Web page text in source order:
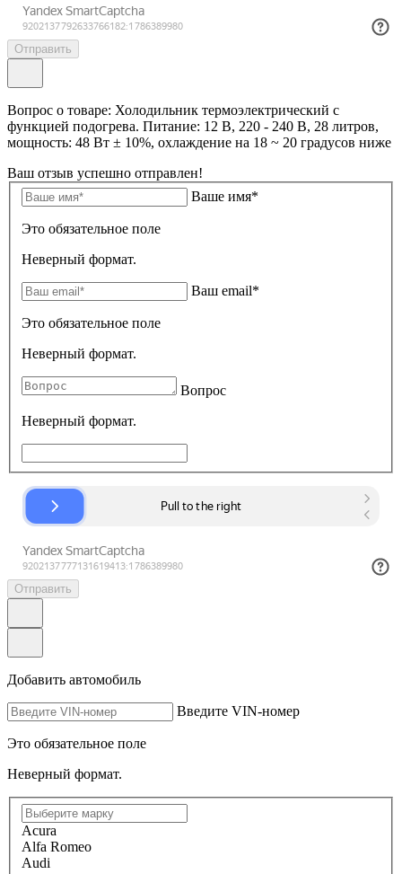
Отправить
Вопрос о товаре: Холодильник термоэлектрический с
функцией подогрева. Питание: 12 В, 220 - 240 В, 28 литров,
мощность: 48 Вт ± 10%, охлаждение на 18 ~ 20 градусов ниже
Ваш отзыв успешно отправлен!
Ваше имя*
Это обязательное поле
Неверный формат.
Ваш email*
Это обязательное поле
Неверный формат.
Вопрос
Неверный формат.
Отправить
Добавить автомобиль
Введите VIN-номер
Это обязательное поле
Неверный формат.
Acura
Alfa Romeo
Audi